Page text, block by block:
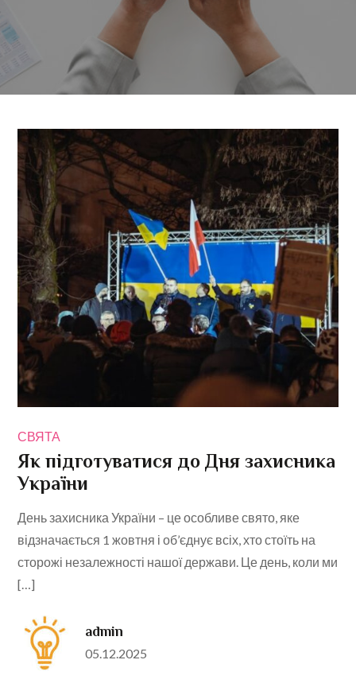
СВЯТА
Як підготуватися до Дня захисника
України
День захисника України – це особливе свято, яке
відзначається 1 жовтня і об’єднує всіх, хто стоїть на
сторожі незалежності нашої держави. Це день, коли ми
[…]
admin
Posted
05.12.2025